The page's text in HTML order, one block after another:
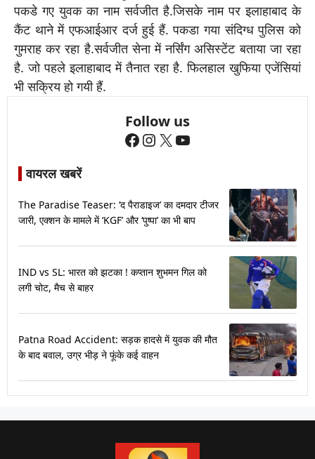
पकडे गए युवक का नाम सर्वजीत है.जिसके नाम पर इलाहाबाद के
कैंट थाने में एफआईआर दर्ज हुई हैं. पकडा गया संदिग्ध पुलिस को
गुमराह कर रहा है.सर्वजीत सेना में नर्सिंग असिस्टेंट बताया जा रहा
है. जो पहले इलाहाबाद में तैनात रहा है. फिलहाल खुफिया एजेंसियां
भी सक्रिय हो गयी हैं.
Follow us
Facebook
Instagram
X YouTube
वायरल खबरें
The Paradise Teaser: ‘द पैराडाइज’ का दमदार टीजर
जारी, एक्शन के मामले में ‘KGF’ और ‘पुष्पा’ का भी बाप
IND vs SL: भारत को झटका ! कप्तान शुभमन गिल को
लगी चोट, मैच से बाहर
Patna Road Accident: सड़क हादसे में युवक की मौत
के बाद बवाल, उग्र भीड़ ने फूंके कई वाहन